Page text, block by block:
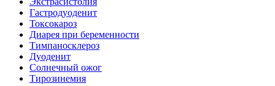
Гастродуоденит
Токсокароз
Диарея при беременности
Тимпаносклероз
Дуоденит
Солнечный ожог
Тирозинемия